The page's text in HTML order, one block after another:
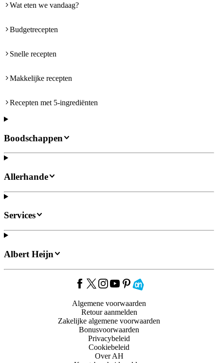
Wat eten we vandaag?
Budgetrecepten
Snelle recepten
Makkelijke recepten
Recepten met 5-ingrediënten
Boodschappen
Allerhande
Services
Albert Heijn
Algemene voorwaarden
Retour aanmelden
Zakelijke algemene voorwaarden
Bonusvoorwaarden
Privacybeleid
Cookiebeleid
Over AH